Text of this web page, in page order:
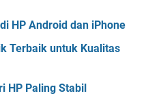
HP Android dan iPhone
Terbaik untuk Kualitas
HP Paling Stabil